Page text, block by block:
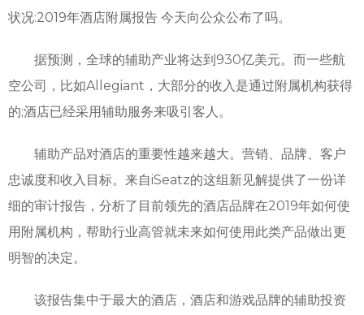
状况:2019年酒店附属报告 今天向公众公布了吗。
据预测，全球的辅助产业将达到930亿美元。而一些航
空公司，比如Allegiant，大部分的收入是通过附属机构获得
的;酒店已经采用辅助服务来吸引客人。
辅助产品对酒店的重要性越来越大。营销、品牌、客户
忠诚度和收入目标。来自iSeatz的这组新见解提供了一份详
细的审计报告，分析了目前领先的酒店品牌在2019年如何使
用附属机构，帮助行业高管就未来如何使用此类产品做出更
明智的决定。
该报告集中于最大的酒店，酒店和游戏品牌的辅助投资